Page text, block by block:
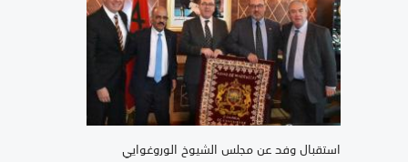
استقبال وفد عن مجلس الشيوخ الوروغوايي